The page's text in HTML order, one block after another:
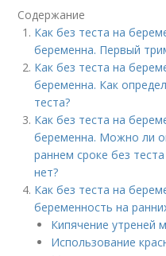
Содержание
Как без теста на
беременна. Первый
Как без теста на
беременна. Как
теста?
Как без теста на
беременна. Можно ли
раннем сроке без
нет?
Как без теста на
беременность на
Кипячение утреней
Использование